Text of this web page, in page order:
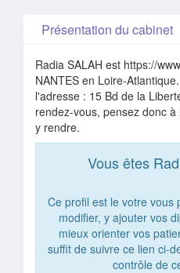
Présentation du cabinet
Radia SALAH est https://
NANTES en Loire-
l'adresse : 15 Bd de la
rendez-vous, pensez donc
y rendre.
Vous êtes
Ce profil est le votre vous
modifier, y ajouter vos
mieux orienter vos
suffit de suivre ce lien ci-
contrôle de